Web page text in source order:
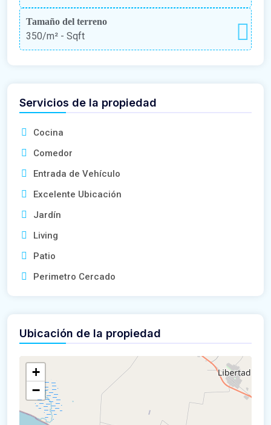
Tamaño del terreno
350/m² - Sqft
Servicios de la propiedad
Cocina
Comedor
Entrada de Vehículo
Excelente Ubicación
Jardín
Living
Patio
Perimetro Cercado
Ubicación de la propiedad
+
−